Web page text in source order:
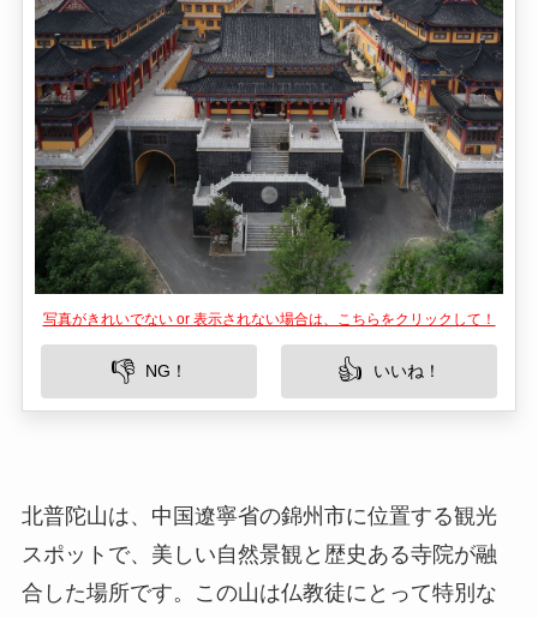
写真がきれいでない or 表示されない場合は、こちらをクリックして！
👎 NG！ 👍 いいね！
北普陀山は、中国遼寧省の錦州市に位置する観光
スポットで、美しい自然景観と歴史ある寺院が融
合した場所です。この山は仏教徒にとって特別な